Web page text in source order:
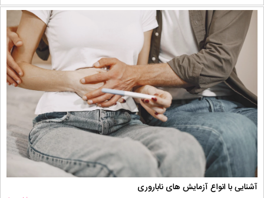
آشنایی با انواع آزمایش های ناباروری